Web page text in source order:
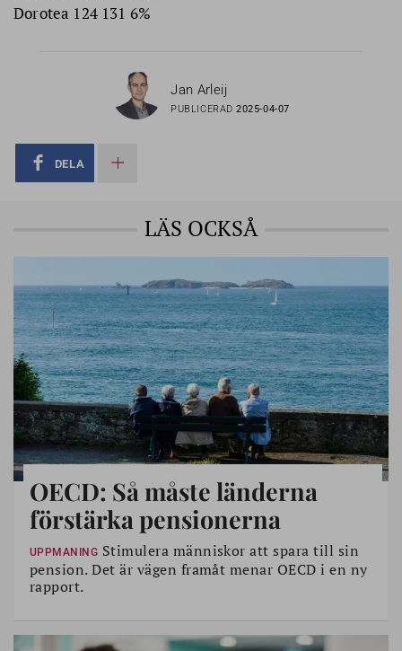
Dorotea 124 131 6%
Jan Arleij
PUBLICERAD2025-04-07
DELA
LÄS OCKSÅ
OECD: Så måste länderna
förstärka pensionerna
UPPMANING Stimulera människor att spara till sin
pension. Det är vägen framåt menar OECD i en ny
rapport.